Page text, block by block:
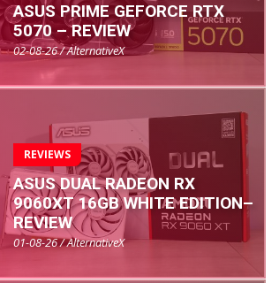
ASUS PRIME GEFORCE RTX
5070 – REVIEW
02-08-26 / AlternativeX
REVIEWS
ASUS DUAL RADEON RX
9060XT 16GB WHITE EDITION–
REVIEW
01-08-26 / AlternativeX